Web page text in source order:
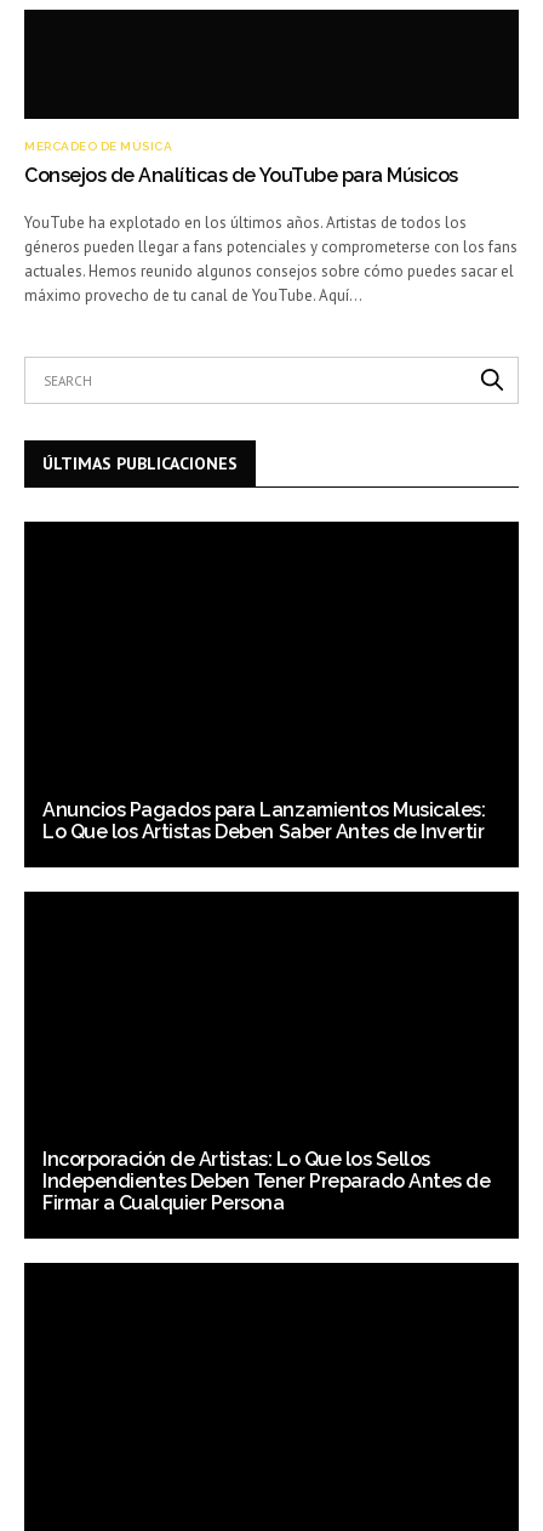
MERCADEO DE MÚSICA
Consejos de Analíticas de YouTube para Músicos
YouTube ha explotado en los últimos años. Artistas de todos los
géneros pueden llegar a fans potenciales y comprometerse con los fans
actuales. Hemos reunido algunos consejos sobre cómo puedes sacar el
máximo provecho de tu canal de YouTube. Aquí…
ÚLTIMAS PUBLICACIONES
Anuncios Pagados para Lanzamientos Musicales:
Lo Que los Artistas Deben Saber Antes de Invertir
Incorporación de Artistas: Lo Que los Sellos
Independientes Deben Tener Preparado Antes de
Firmar a Cualquier Persona